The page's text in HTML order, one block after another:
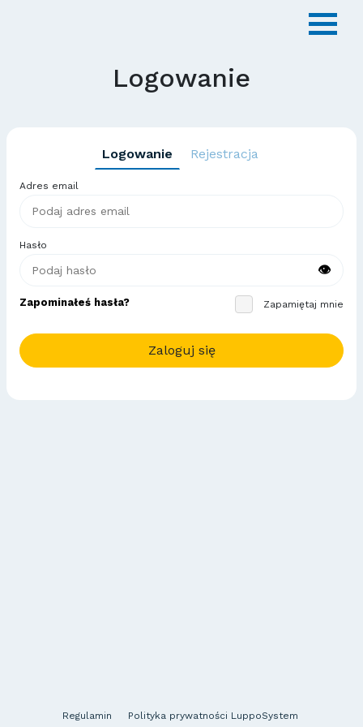
Logowanie
Logowanie Rejestracja
Adres email
Hasło
👁
Zapominałeś hasła? Zapamiętaj mnie
Zaloguj się
Regulamin Polityka prywatności LuppoSystem